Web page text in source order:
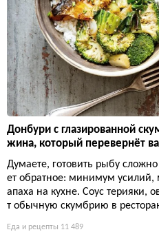
Донбури с глазированной
жина, который перевернёт
Думаете, готовить рыбу
ет обратное: минимум усилий,
апаха на кухне. Соус терияки,
т обычную скумбрию в
Еда и рецепты 11 489